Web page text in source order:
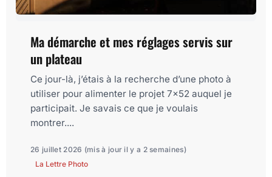
Ma démarche et mes réglages servis sur
un plateau
Ce jour-là, j’étais à la recherche d’une photo à
utiliser pour alimenter le projet 7x52 auquel je
participait. Je savais ce que je voulais
montrer....
26 juillet 2026 (mis à jour il y a 2 semaines)
La Lettre Photo